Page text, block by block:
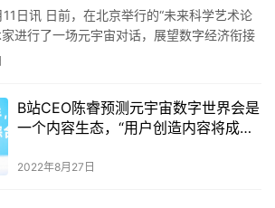
日讯 日前，在北京举行的“未来科学艺术论
进行了一场元宇宙对话，展望数字经济衔接
代艺术批评家顾振清在致辞中表示，新…
B站CEO陈睿预测元宇宙数字世界会是
一个内容生态，“用户创造内容将成为
2022年8月27日